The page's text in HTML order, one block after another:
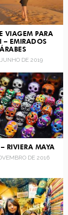
VIAGEM PARA
– EMIRADOS
ÁRABES
DE 2019
RIVIERA MAYA
DE 2016